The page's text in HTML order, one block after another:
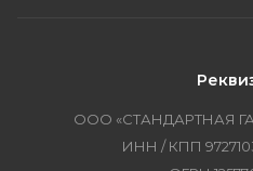
ООО «СТАНДАРТНАЯ
ИНН / КПП